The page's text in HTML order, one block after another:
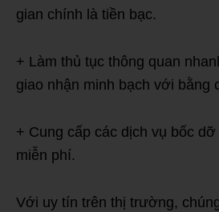
gian chính là tiền bạc.
+ Làm thủ tục thông quan
giao nhận minh bạch với bằng
+ Cung cấp các dịch vụ bốc
miễn phí.
Với uy tín trên thị trường,